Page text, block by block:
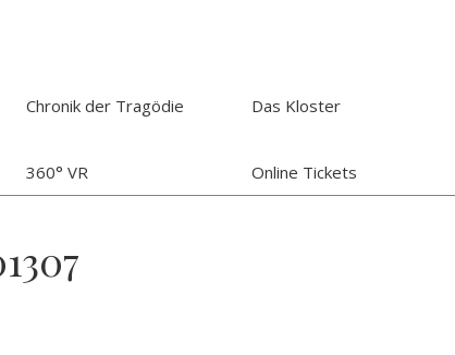
Chronik der Tragödie Das Kloster
360° VR Online Tickets